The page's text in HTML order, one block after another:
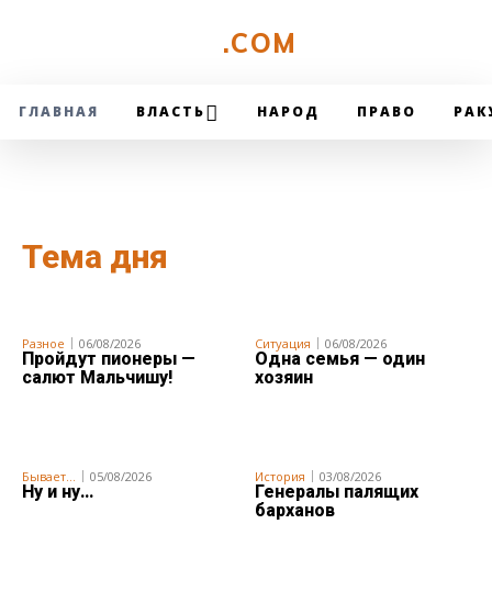
.COM
ГЛАВНАЯ ВЛАСТЬ НАРОД ПРАВО
Тема дня
Разное 06/08/2026
Пройдут пионеры —
салют Мальчишу!
Ситуация 06/08/2026
Одна семья — один
хозяин
Бывает... 05/08/2026
Ну и ну…
История 03/08/2026
Генералы палящих
барханов